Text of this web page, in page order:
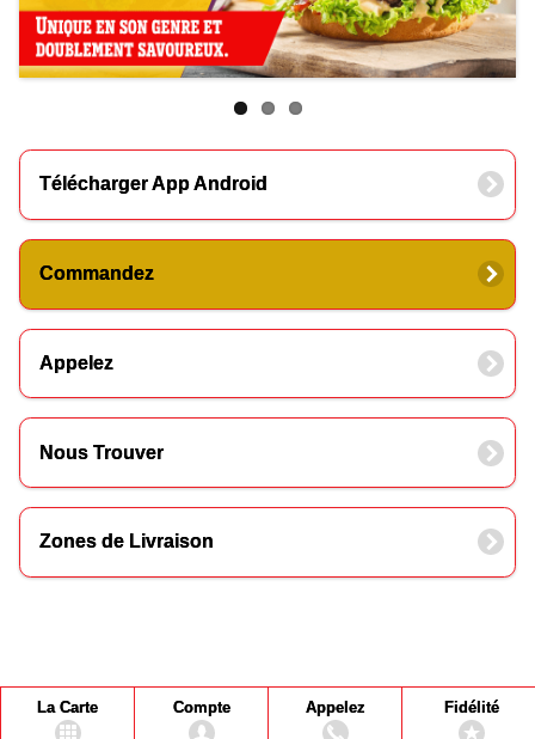
Télécharger App Android
Commandez
Appelez
Nous Trouver
Zones de Livraison
La Carte Compte Appelez Fidélité